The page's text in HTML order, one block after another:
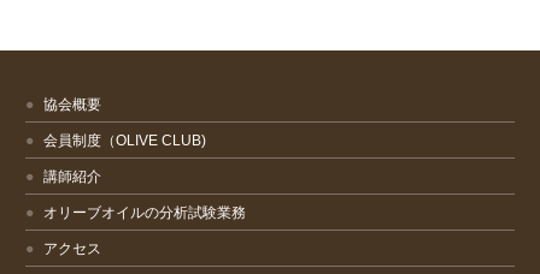
協会概要
会員制度（OLIVE CLUB)
講師紹介
オリーブオイルの分析試験業務
アクセス